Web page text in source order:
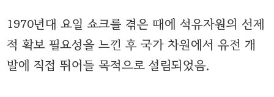
1970년대 요일 쇼크를 겪은 때에 석유자원의 선제
적 확보 필요성을 느낀 후 국가 차원에서 유전 개
발에 직접 뛰어들 목적으로 설림되었음.